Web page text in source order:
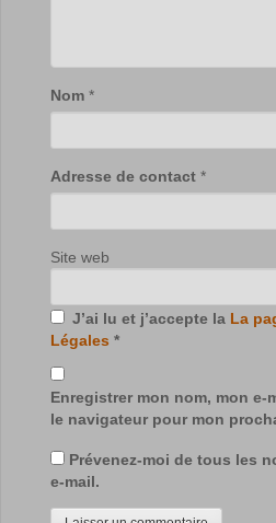
Nom *
Adresse de contact *
Site web
J’ai lu et j’accepte la La
Légales *
Enregistrer mon nom, mon e-
le navigateur pour mon
Prévenez-moi de tous les
e-mail.